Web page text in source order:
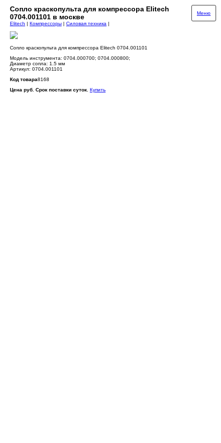
Сопло краскопульта для компрессора Elitech
0704.001101 в москве
Меню
Elitech | Компрессоры | Силовая техника |
Сопло краскопульта для компрессора Elitech 0704.001101
Модель инструмента: 0704.000700; 0704.000800;
Диаметр сопла: 1.5 мм
Артикул: 0704.001101
Код товара8168
Цена руб. Срок поставки суток. Купить